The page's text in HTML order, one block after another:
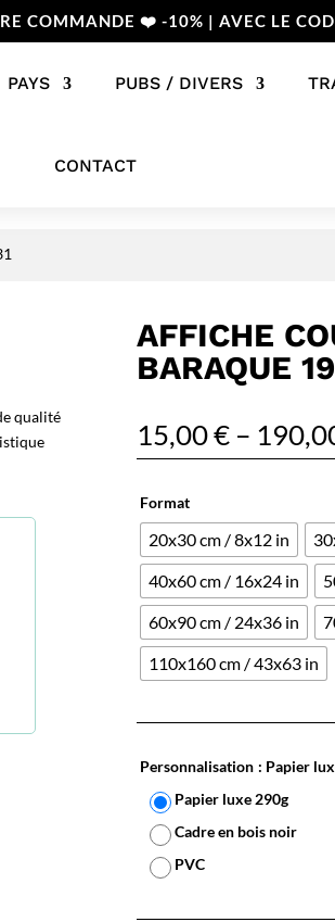
COMMANDE ❤️ -10% | AVEC LE
PAYS PUBS / DIVERS
CONTACT
qualité
AFFICHE
BARAQUE
15,00€ –
Format
20x30 cm / 8x12 in
40x60 cm / 16x24 in
60x90 cm / 24x36 in
110x160 cm / 43x63 in
Personnalisation : Papier
Papier luxe 290g
Cadre en bois noir
PVC